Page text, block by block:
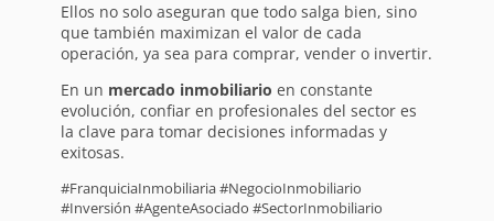
Ellos no solo aseguran que todo salga bien, sino
que también maximizan el valor de cada
operación, ya sea para comprar, vender o invertir.
En un mercado inmobiliario en constante
evolución, confiar en profesionales del sector es
la clave para tomar decisiones informadas y
exitosas.
#FranquiciaInmobiliaria #NegocioInmobiliario
#Inversión #AgenteAsociado #SectorInmobiliario